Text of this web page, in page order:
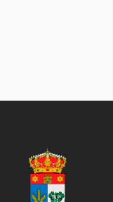
electrónico de